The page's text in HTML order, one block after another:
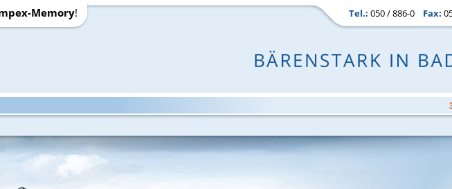
Tel.: 050 / 886-0 Fax:
Memory!